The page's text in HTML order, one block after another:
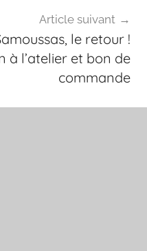
Article suivant
le retour !
à l’atelier et bon de
commande